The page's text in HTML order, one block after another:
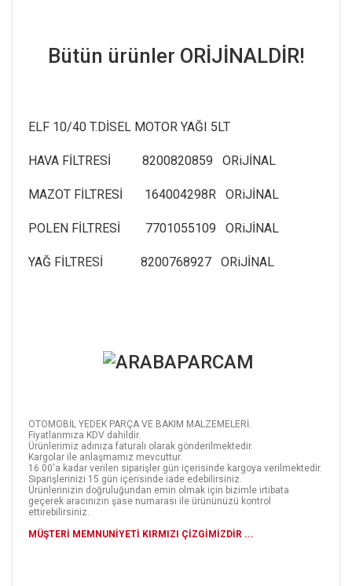
Bütün ürünler ORİJİNALDİR!
ELF 10/40 T.DİSEL MOTOR YAĞI 5LT
HAVA FİLTRESİ 8200820859 ORiJİNAL
MAZOT FİLTRESİ 164004298R ORiJİNAL
POLEN FİLTRESİ 7701055109 ORiJİNAL
YAĞ FİLTRESİ 8200768927 ORiJİNAL
OTOMOBİL YEDEK PARÇA VE BAKIM MALZEMELERİ.
Fiyatlarımıza KDV dahildir.
Ürünlerimiz adınıza faturalı olarak gönderilmektedir.
Kargolar ile anlaşmamız mevcuttur.
16.00'a kadar verilen siparişler gün içerisinde kargoya verilmektedir.
Siparişlerinizi 15 gün içerisinde iade edebilirsiniz.
Ürünlerinizin doğruluğundan emin olmak için bizimle irtibata
geçerek aracınızın şase numarası ile ürününüzü kontrol
ettirebilirsiniz.
MÜŞTERİ MEMNUNİYETİ KIRMIZI ÇİZGİMİZDİR ...